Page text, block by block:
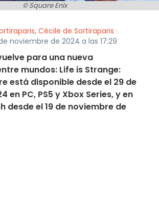
© Square Enix
, Cécile de Sortiraparis ·
noviembre de 2024 a las 17:29
para una nueva
mundos: Life is Strange:
está disponible desde el 29 de
en PC, PS5 y Xbox Series, y en
desde el 19 de noviembre de